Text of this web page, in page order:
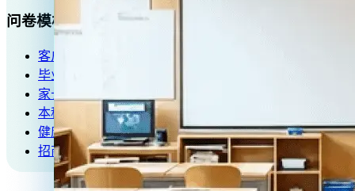
问卷模板
客户满意度调查
毕业生就业问卷
家长调查问卷
本科生课题调研
健康知识问答
招商意向调查